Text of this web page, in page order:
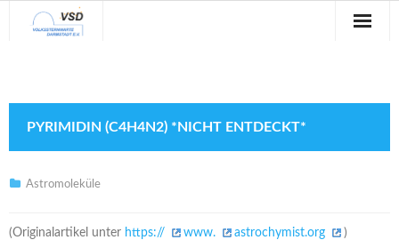
Veranstaltungen
Blog
Galerie
PYRIMIDIN (C4H4N2) *NICHT ENTDECKT*
Astromoleküle
(Originalartikel unter https:// www. astrochymist.org )